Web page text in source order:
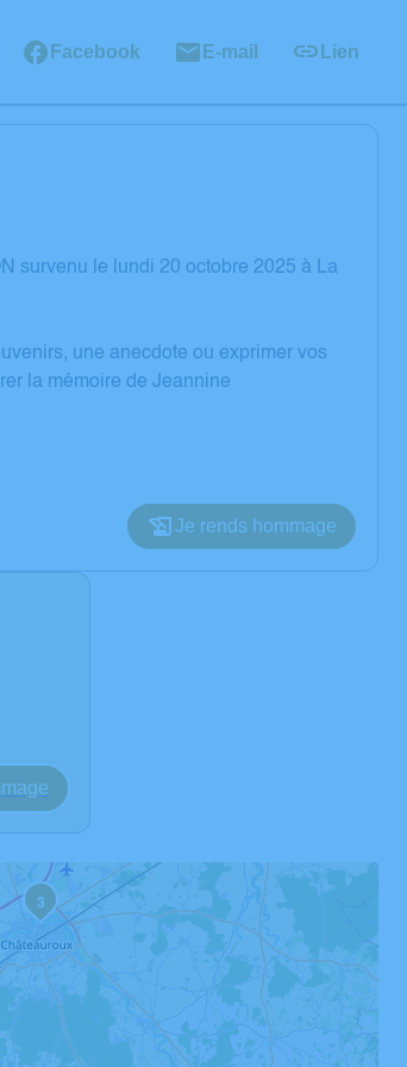
Facebook E-mail Lien
survenu le lundi 20 octobre 2025 à La
une anecdote ou exprimer vos
la mémoire de Jeannine
Je rends hommage
3